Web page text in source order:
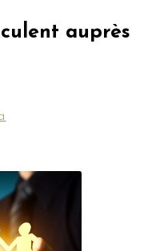
auprès